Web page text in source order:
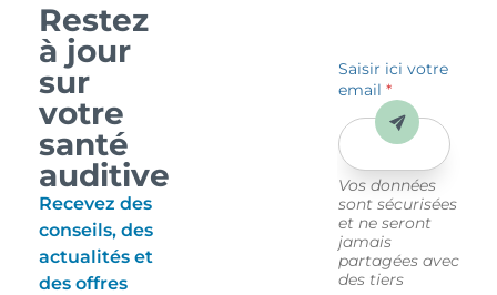
Restez
à jour
sur
votre
santé
auditive
Recevez des
conseils, des
actualités et
des offres
Saisir ici votre
email*
Vos données
sont sécurisées
et ne seront
jamais
partagées avec
des tiers
Envoyer